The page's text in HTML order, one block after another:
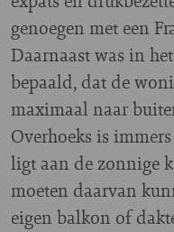
genoegen met een
Daarnaast was in
bepaald, dat de
maximaal naar
Overhoeks is
ligt aan de zonnige
moeten daarvan
eigen balkon of